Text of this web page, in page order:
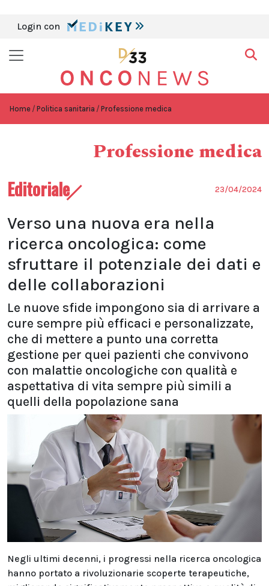
Login con
Home Politica sanitaria Professione medica
Professione medica
Editoriale 23/04/2024
Verso una nuova era nella
ricerca oncologica: come
sfruttare il potenziale dei dati e
delle collaborazioni
Le nuove sfide impongono sia di arrivare a
cure sempre più efficaci e personalizzate,
che di mettere a punto una corretta
gestione per quei pazienti che convivono
con malattie oncologiche con qualità e
aspettativa di vita sempre più simili a
quelli della popolazione sana
Negli ultimi decenni, i progressi nella ricerca oncologica
hanno portato a rivoluzionarie scoperte terapeutiche,